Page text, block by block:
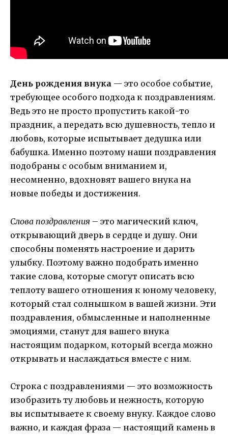
День рождения внука — это особое событие,
требующее особого подхода к поздравлениям.
Ведь это не просто пропустить какой-то
праздник, а передать всю душевность, тепло и
любовь, которые испытывает дедушка или
бабушка. Именно поэтому наши поздравления
подобраны с особым вниманием и,
несомненно, вдохновят вашего внука на
новые победы и достижения.
Слова поздравления – это магический ключ,
открывающий дверь в сердце и душу. Они
способны поменять настроение и дарить
улыбку. Поэтому важно подобрать именно
такие слова, которые смогут описать всю
теплоту вашего отношения к юному человеку,
который стал солнышком в вашей жизни. Эти
поздравления, обмысленные и наполненные
эмоциями, станут для вашего внука
настоящим подарком, который всегда можно
открывать и наслаждаться вместе с ним.
Строка с поздравлениями — это возможность
изобразить ту любовь и нежность, которую
вы испытываете к своему внуку. Каждое слово
важно, и каждая фраза — настоящий камень в